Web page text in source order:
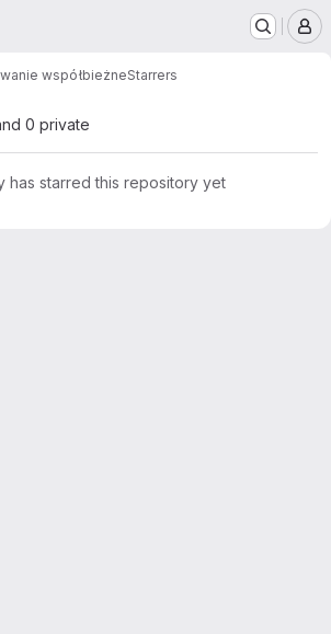
współbieżneStarrers
0 private
has starred this repository yet